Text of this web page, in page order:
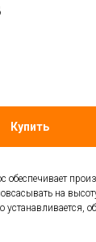
Купить
на
устанавливается,